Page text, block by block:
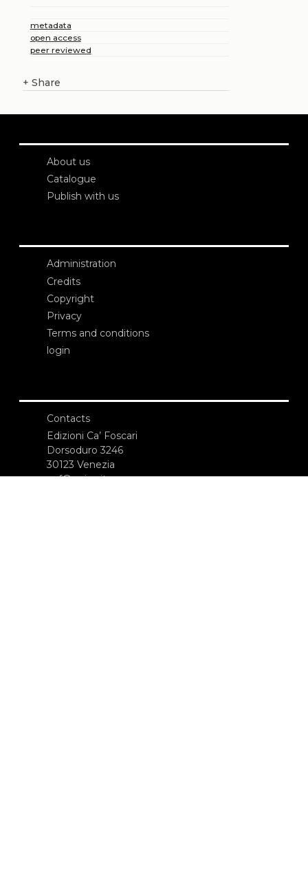
metadata
open access
peer reviewed
+ Share
About us
Catalogue
Publish with us
Administration
Credits
Copyright
Privacy
Terms and conditions
login
Contacts
Edizioni Ca’ Foscari
Dorsoduro 3246
30123 Venezia
ecf@unive.it